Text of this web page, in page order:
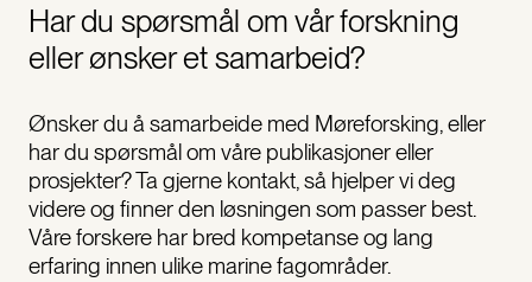
Har du spørsmål om vår forskning
eller ønsker et samarbeid?
Ønsker du å samarbeide med Møreforsking, eller
har du spørsmål om våre publikasjoner eller
prosjekter? Ta gjerne kontakt, så hjelper vi deg
videre og finner den løsningen som passer best.
Våre forskere har bred kompetanse og lang
erfaring innen ulike marine fagområder.